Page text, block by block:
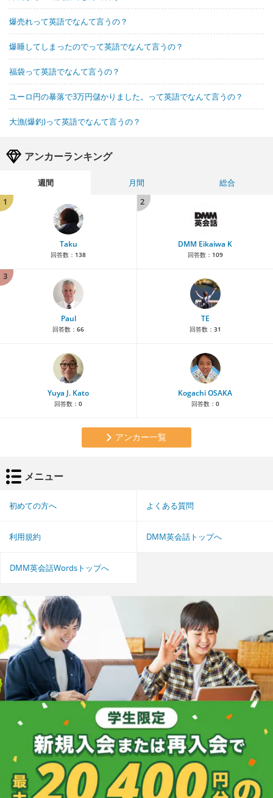
爆売れって英語でなんて言うの？
爆睡してしまったのでって英語でなんて言うの？
福袋って英語でなんて言うの？
ユーロ円の暴落で3万円儲かりました。って英語でなんて言うの？
大漁(爆釣)って英語でなんて言うの？
アンカーランキング
週間 月間
総合
1
Taku
回答数： 138
2
DMM Eikaiwa K
回答数： 109
3
Paul
回答数： 66
TE
回答数： 31
Yuya J. Kato
回答数： 0
Kogachi OSAKA
回答数： 0
アンカー一覧
メニュー
初めての方へ よくある質問
利用規約 DMM英会話トップへ
DMM英会話Wordsトップへ